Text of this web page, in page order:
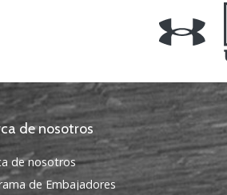
de nosotros
de nosotros
de Embajadores